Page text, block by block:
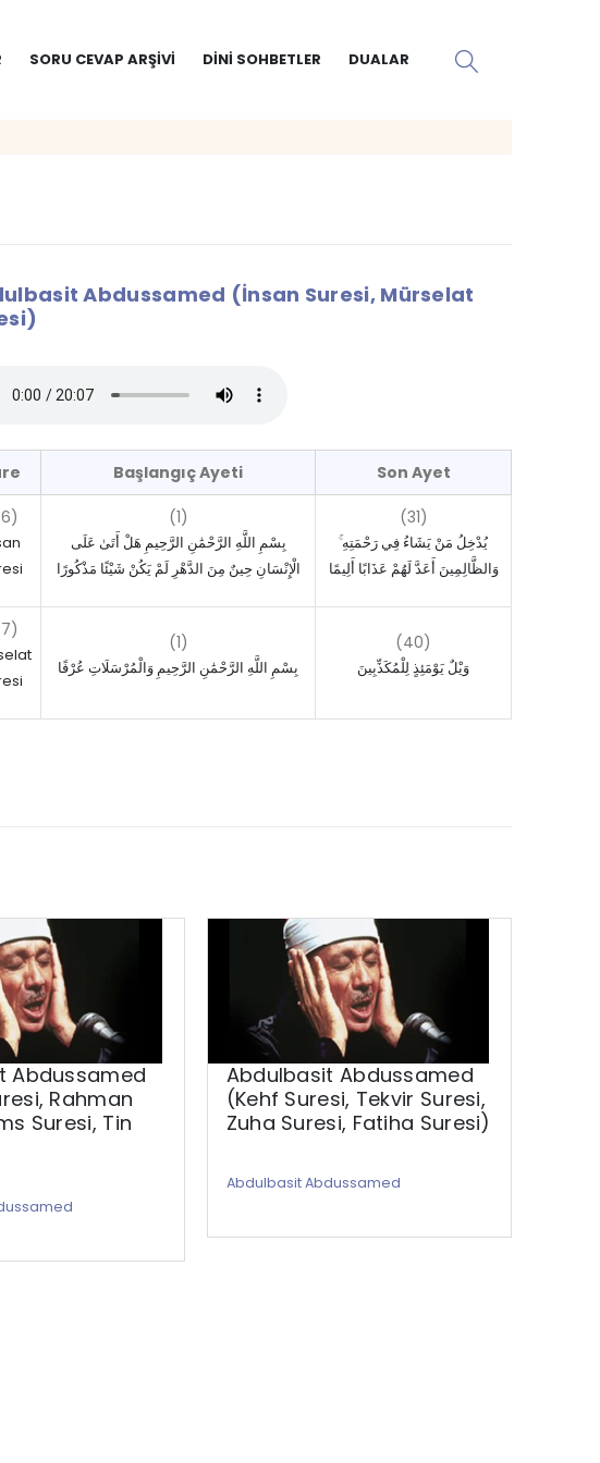
SORU CEVAP ARŞIVI DINI SOHBETLER DUALAR
Abdussamed (İnsan Suresi, Mürselat
Başlangıç Ayeti Son Ayet
(1)
بِسْمِ اللَّهِ الرَّحْمَٰنِ الرَّحِيمِ هَلْ أَتَىٰ عَلَى
الْإِنْسَانِ حِينٌ مِنَ الدَّهْرِ لَمْ يَكُنْ شَيْئًا مَذْكُورًا
(31)
يُدْخِلُ مَنْ يَشَاءُ فِي رَحْمَتِهِ ۚ
وَالظَّالِمِينَ أَعَدَّ لَهُمْ عَذَابًا أَلِيمًا
(1)
بِسْمِ اللَّهِ الرَّحْمَٰنِ الرَّحِيمِ وَالْمُرْسَلَاتِ عُرْفًا
(40)
وَيْلٌ يَوْمَئِذٍ لِلْمُكَذِّبِينَ
Abdussamed
Rahman
Suresi, Tin
Abdulbasit Abdussamed
(Kehf Suresi, Tekvir Suresi,
Zuha Suresi, Fatiha Suresi)
Abdulbasit Abdussamed